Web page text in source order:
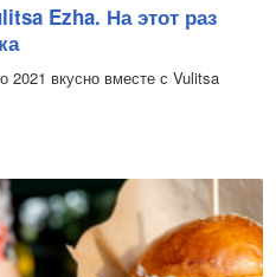
Ezha. На этот раз
2021 вкусно вместе с Vulitsa